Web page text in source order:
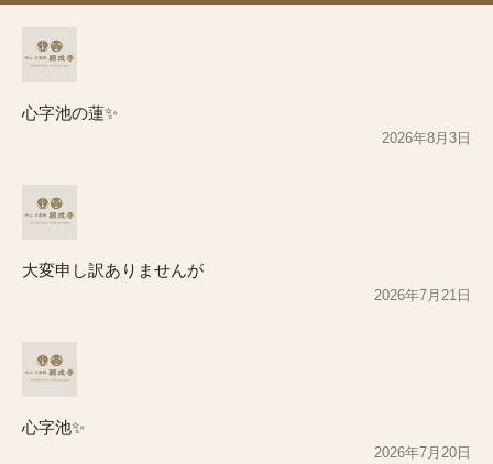
心字池の蓮✨
2026年8月3日
大変申し訳ありませんが
2026年7月21日
心字池✨
2026年7月20日